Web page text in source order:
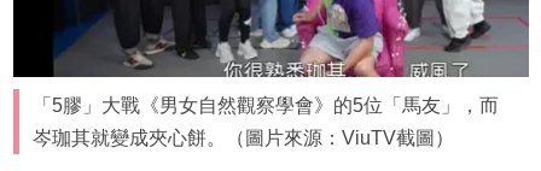
「5膠」大戰《男女自然觀察學會》的5位「馬友」，而
岑珈其就變成夾心餅。（圖片來源：ViuTV截圖）